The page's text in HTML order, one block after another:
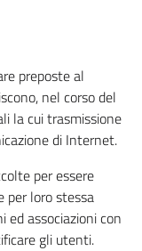
preposte al
nel corso del
la cui trasmissione
di Internet.
per essere
per loro stessa
ed associazioni con
gli utenti.